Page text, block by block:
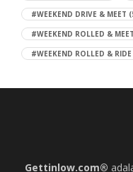
#WEEKEND DRIVE & MEET
#WEEKEND ROLLED & MEET
#WEEKEND ROLLED & RIDE
Gettinlow.com®